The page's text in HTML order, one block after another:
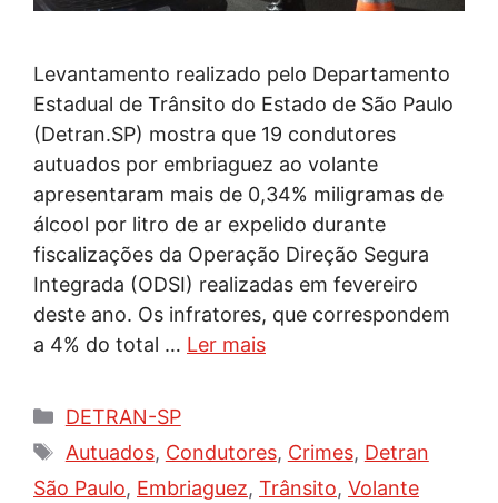
Levantamento realizado pelo Departamento
Estadual de Trânsito do Estado de São Paulo
(Detran.SP) mostra que 19 condutores
autuados por embriaguez ao volante
apresentaram mais de 0,34% miligramas de
álcool por litro de ar expelido durante
fiscalizações da Operação Direção Segura
Integrada (ODSI) realizadas em fevereiro
deste ano. Os infratores, que correspondem
a 4% do total … Ler mais
Categorias
DETRAN-SP
Tags
Autuados, Condutores, Crimes, Detran
São Paulo, Embriaguez, Trânsito, Volante